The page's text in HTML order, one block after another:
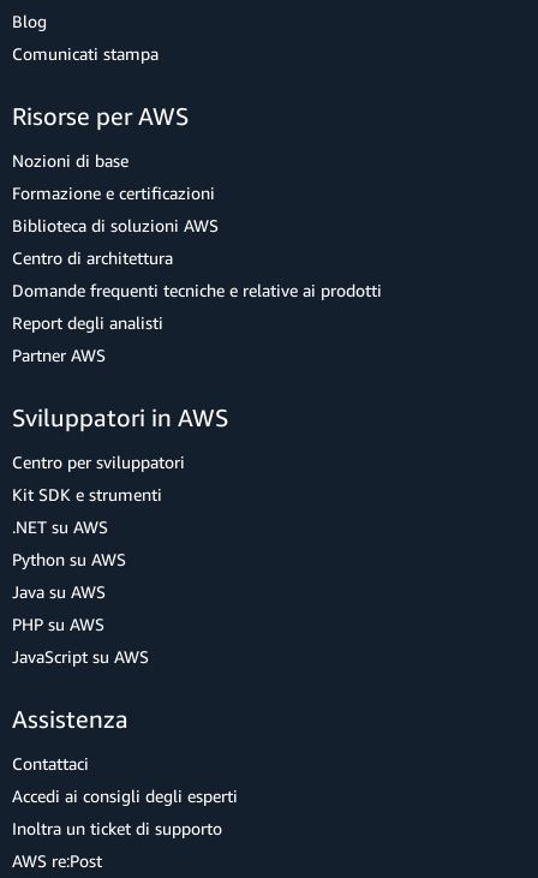
Blog
Comunicati stampa
Risorse per AWS
Nozioni di base
Formazione e certificazioni
Biblioteca di soluzioni AWS
Centro di architettura
Domande frequenti tecniche e relative ai prodotti
Report degli analisti
Partner AWS
Sviluppatori in AWS
Centro per sviluppatori
Kit SDK e strumenti
.NET su AWS
Python su AWS
Java su AWS
PHP su AWS
JavaScript su AWS
Assistenza
Contattaci
Accedi ai consigli degli esperti
Inoltra un ticket di supporto
AWS re:Post